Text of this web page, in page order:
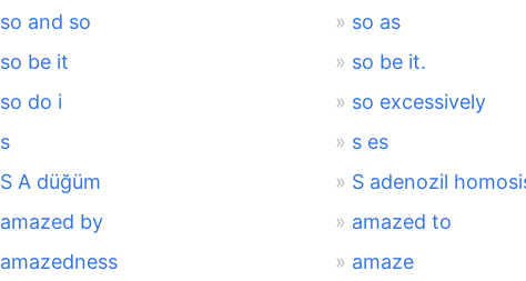
so and so
so as
so be it
so be it.
so do i
so excessively
s
s es
S A düğüm
S adenozil
amazed by
amazed to
amazedness
amaze